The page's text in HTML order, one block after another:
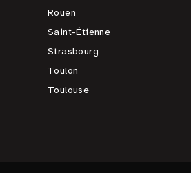
Rouen
Saint-Étienne
Strasbourg
Toulon
Toulouse